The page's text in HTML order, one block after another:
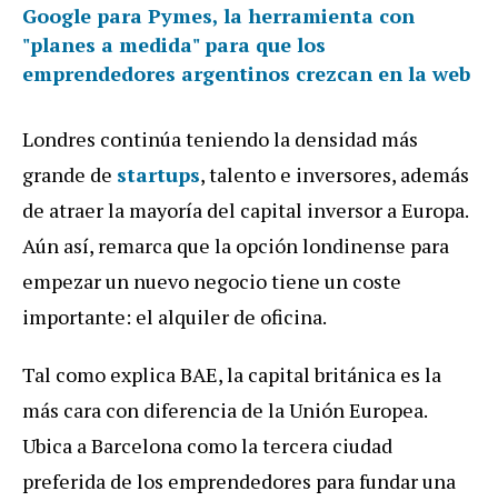
Google para Pymes, la herramienta con
"planes a medida" para que los
emprendedores argentinos crezcan en la web
Londres continúa teniendo la densidad más
grande de startups, talento e inversores, además
de atraer la mayoría del capital inversor a Europa.
Aún así, remarca que la opción londinense para
empezar un nuevo negocio tiene un coste
importante: el alquiler de oficina.
Tal como explica BAE, la capital británica es la
más cara con diferencia de la Unión Europea.
Ubica a Barcelona como la tercera ciudad
preferida de los emprendedores para fundar una